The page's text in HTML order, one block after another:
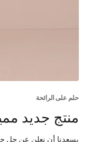
حلم على الرائحة
منتج جديد
يسعدنا أن نعلن عن حل